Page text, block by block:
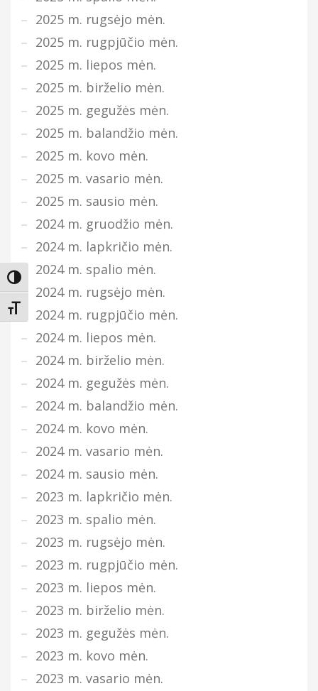
Įjungti didesnį kontrastą
Keisti teksto dydį
2025 m. rugsėjo mėn.
2025 m. rugpjūčio mėn.
2025 m. liepos mėn.
2025 m. birželio mėn.
2025 m. gegužės mėn.
2025 m. balandžio mėn.
2025 m. kovo mėn.
2025 m. vasario mėn.
2025 m. sausio mėn.
2024 m. gruodžio mėn.
2024 m. lapkričio mėn.
2024 m. spalio mėn.
2024 m. rugsėjo mėn.
2024 m. rugpjūčio mėn.
2024 m. liepos mėn.
2024 m. birželio mėn.
2024 m. gegužės mėn.
2024 m. balandžio mėn.
2024 m. kovo mėn.
2024 m. vasario mėn.
2024 m. sausio mėn.
2023 m. lapkričio mėn.
2023 m. spalio mėn.
2023 m. rugsėjo mėn.
2023 m. rugpjūčio mėn.
2023 m. liepos mėn.
2023 m. birželio mėn.
2023 m. gegužės mėn.
2023 m. kovo mėn.
2023 m. vasario mėn.